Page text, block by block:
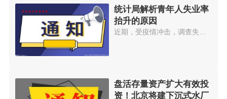
统计局解析青年人失业率
抬升的原因
盘活存量资产扩大有效投
资！北京将建下沉式水厂